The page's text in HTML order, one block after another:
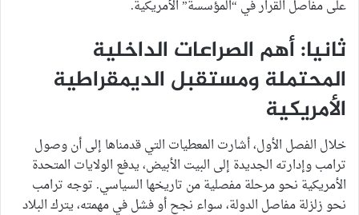
على مفاصل القرار في “المؤسسة” الأمريكية.
ثانيا: أهم الصراعات الداخلية
المحتملة ومستقبل الديمقراطية
الأمريكية
خلال الفصل الأول، أشارت المعطيات التي قدمناها إلى أن وصول
ترامب وإدارته الجديدة إلى البيت الأبيض، يدفع الولايات المتحدة
الأمريكية نحو مرحلة مفصلية من تاريخها السياسي. توجه ترامب
نحو زلزلة مفاصل الدولة، سواء نجح أو فشل في مهمته، يترك البلاد